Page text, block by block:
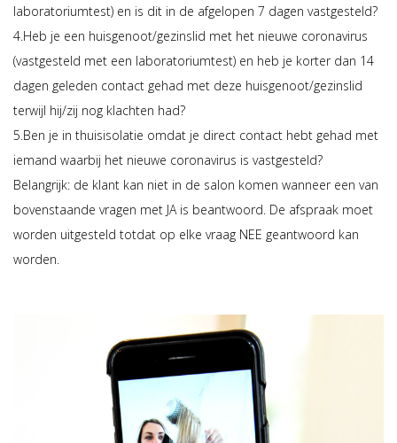
laboratoriumtest) en is dit in de afgelopen 7 dagen vastgesteld?
4.Heb je een huisgenoot/gezinslid met het nieuwe coronavirus
(vastgesteld met een laboratoriumtest) en heb je korter dan 14
dagen geleden contact gehad met deze huisgenoot/gezinslid
terwijl hij/zij nog klachten had?
5.Ben je in thuisisolatie omdat je direct contact hebt gehad met
iemand waarbij het nieuwe coronavirus is vastgesteld?
Belangrijk: de klant kan niet in de salon komen wanneer een van
bovenstaande vragen met JA is beantwoord. De afspraak moet
worden uitgesteld totdat op elke vraag NEE geantwoord kan
worden.